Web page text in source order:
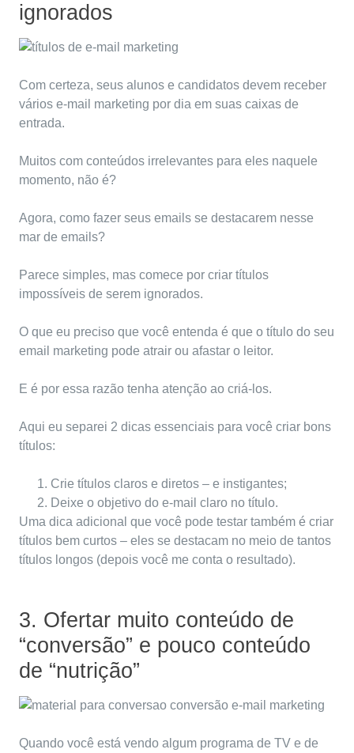
ignorados
Com certeza, seus alunos e candidatos devem receber
vários e-mail marketing por dia em suas caixas de
entrada.
Muitos com conteúdos irrelevantes para eles naquele
momento, não é?
Agora, como fazer seus emails se destacarem nesse
mar de emails?
Parece simples, mas comece por criar títulos
impossíveis de serem ignorados.
O que eu preciso que você entenda é que o título do seu
email marketing pode atrair ou afastar o leitor.
E é por essa razão tenha atenção ao criá-los.
Aqui eu separei 2 dicas essenciais para você criar bons
títulos:
Crie títulos claros e diretos – e instigantes;
Deixe o objetivo do e-mail claro no título.
Uma dica adicional que você pode testar também é criar
títulos bem curtos – eles se destacam no meio de tantos
títulos longos (depois você me conta o resultado).
3. Ofertar muito conteúdo de
“conversão” e pouco conteúdo
de “nutrição”
Quando você está vendo algum programa de TV e de